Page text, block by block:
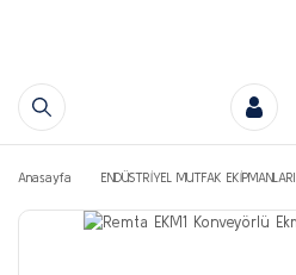
Anasayfa ENDÜSTRİYEL MUTFAK EKİPMANLARI